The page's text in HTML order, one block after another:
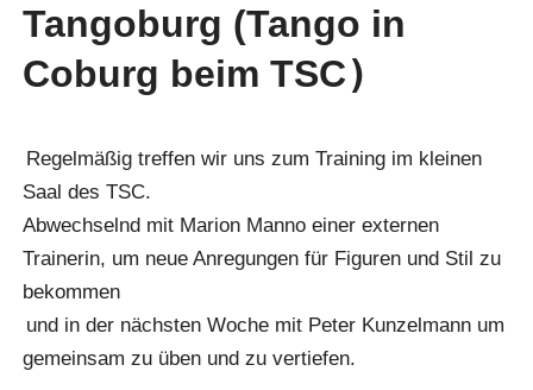
Tangoburg (Tango in
Coburg beim TSC)
Regelmäßig treffen wir uns zum Training im kleinen
Saal des TSC.
Abwechselnd mit Marion Manno einer externen
Trainerin, um neue Anregungen für Figuren und Stil zu
bekommen
und in der nächsten Woche mit Peter Kunzelmann um
gemeinsam zu üben und zu vertiefen.